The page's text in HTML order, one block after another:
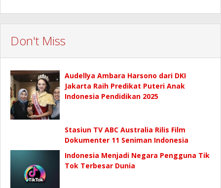
Don't Miss
Audellya Ambara Harsono dari DKI
Jakarta Raih Predikat Puteri Anak
Indonesia Pendidikan 2025
Stasiun TV ABC Australia Rilis Film
Dokumenter 11 Seniman Indonesia
Indonesia Menjadi Negara Pengguna Tik
Tok Terbesar Dunia